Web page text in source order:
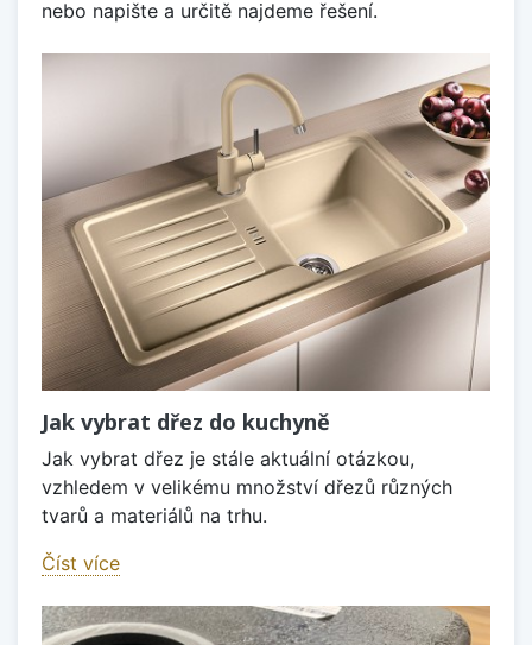
nebo napište a určitě najdeme řešení.
Jak vybrat dřez do kuchyně
Jak vybrat dřez je stále aktuální otázkou,
vzhledem v velikému množství dřezů různých
tvarů a materiálů na trhu.
Číst více